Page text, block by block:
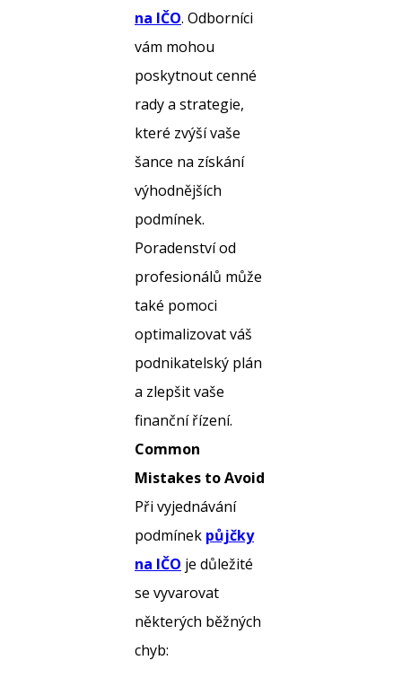
na IČO. Odborníci
vám mohou
poskytnout cenné
rady a strategie,
které zvýší vaše
šance na získání
výhodnějších
podmínek.
Poradenství od
profesionálů může
také pomoci
optimalizovat váš
podnikatelský plán
a zlepšit vaše
finanční řízení.
Common
Mistakes to Avoid
Při vyjednávání
podmínek půjčky
na IČO je důležité
se vyvarovat
některých běžných
chyb: